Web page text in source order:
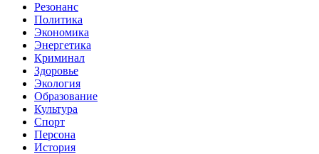
Резонанс
Политика
Экономика
Энергетика
Криминал
Здоровье
Экология
Образование
Культура
Спорт
Персона
История